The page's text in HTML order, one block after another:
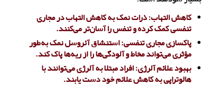
کاهش التهاب: ذرات نمک به کاهش التهاب در مجاری
تنفسی کمک کرده و تنفس را آسان‌تر می‌کنند.
پاکسازی مجاری تنفسی: استنشاق آئروسل نمک به‌طور
مؤثری می‌تواند مخاط و آلودگی‌ها را از ریه‌ها پاک کند.
بهبود علائم آلرژی: افراد مبتلا به آلرژی می‌توانند با
هالوتراپی به کاهش علائم خود دست یابند.